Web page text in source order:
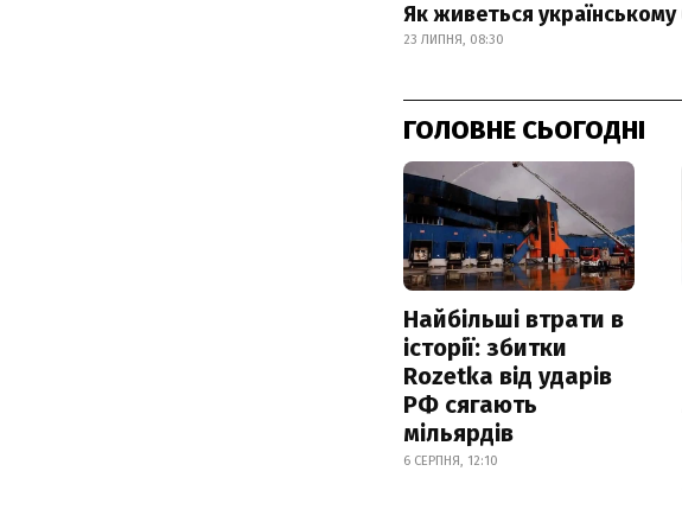
Як живеться українському
23 ЛИПНЯ, 08:30
ГОЛОВНЕ СЬОГОДНІ
Найбільші втрати в
історії: збитки
Rozetka від ударів
РФ сягають
мільярдів
6 СЕРПНЯ, 12:10